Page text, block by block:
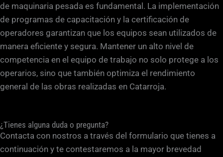
de maquinaria pesada es fundamental. La implementación
de programas de capacitación y la certificación de
operadores garantizan que los equipos sean utilizados de
manera eficiente y segura. Mantener un alto nivel de
competencia en el equipo de trabajo no solo protege a los
operarios, sino que también optimiza el rendimiento
general de las obras realizadas en Catarroja.
¿Tienes alguna duda o pregunta?
Contacta con nostros a través del formulario que tienes a
continuación y te contestaremos a la mayor brevedad